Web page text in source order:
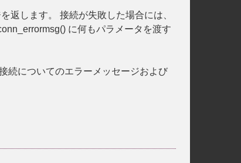
返します。 接続が失敗した場合には、
に何もパラメータを渡す
続についてのエラーメッセージおよび